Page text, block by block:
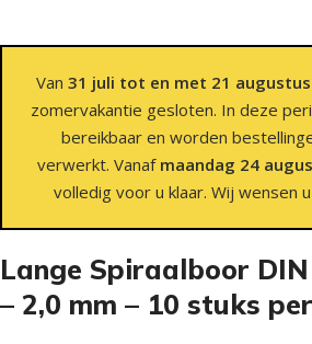
Van 31 juli tot en met 21 augustus
zomervakantie gesloten. In deze
bereikbaar en worden
verwerkt. Vanaf maandag 24
volledig voor u klaar. Wij wensen
Lange Spiraalboor
– 2,0 mm – 10 stuks